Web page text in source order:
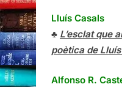
Lluís Casals
♣ L’esclat que
poètica de
Alfonso R.